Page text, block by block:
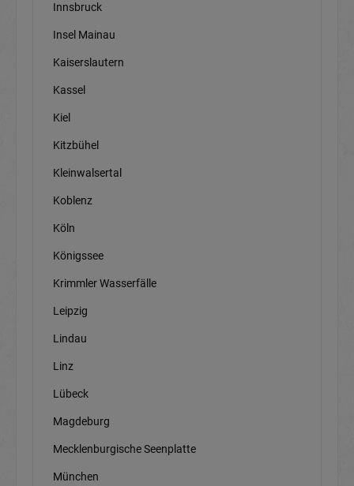
Innsbruck
Insel Mainau
Kaiserslautern
Kassel
Kiel
Kitzbühel
Kleinwalsertal
Koblenz
Köln
Königssee
Krimmler Wasserfälle
Leipzig
Lindau
Linz
Lübeck
Magdeburg
Mecklenburgische Seenplatte
München